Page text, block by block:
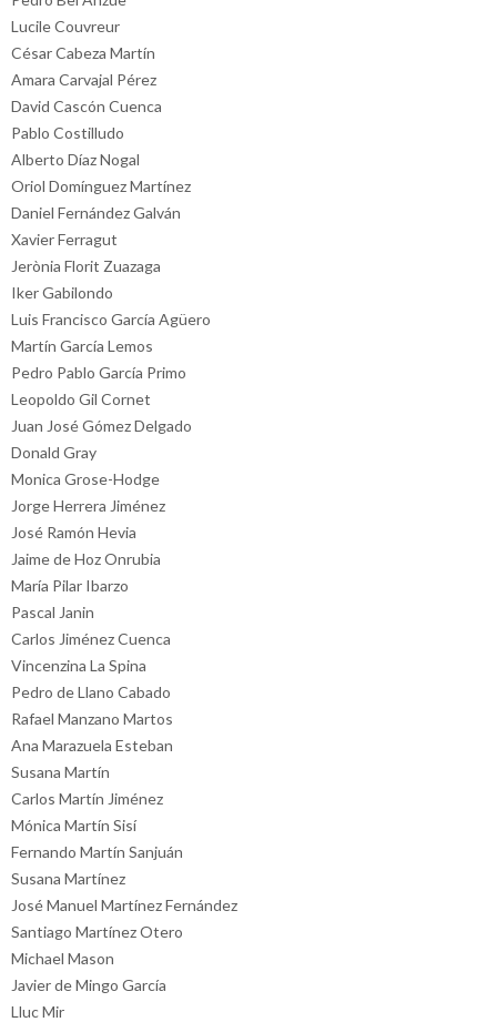
Lucile Couvreur
César Cabeza Martín
Amara Carvajal Pérez
David Cascón Cuenca
Pablo Costilludo
Alberto Díaz Nogal
Oriol Domínguez Martínez
Daniel Fernández Galván
Xavier Ferragut
Jerònia Florit Zuazaga
Iker Gabilondo
Luis Francisco García Agüero
Martín García Lemos
Pedro Pablo García Primo
Leopoldo Gil Cornet
Juan José Gómez Delgado
Donald Gray
Monica Grose-Hodge
Jorge Herrera Jiménez
José Ramón Hevia
Jaime de Hoz Onrubia
María Pilar Ibarzo
Pascal Janin
Carlos Jiménez Cuenca
Vincenzina La Spina
Pedro de Llano Cabado
Rafael Manzano Martos
Ana Marazuela Esteban
Susana Martín
Carlos Martín Jiménez
Mónica Martín Sisí
Fernando Martín Sanjuán
Susana Martínez
José Manuel Martínez Fernández
Santiago Martínez Otero
Michael Mason
Javier de Mingo García
Lluc Mir